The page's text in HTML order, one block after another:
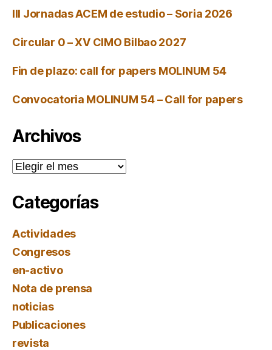
III Jornadas ACEM de estudio – Soria 2026
Circular 0 – XV CIMO Bilbao 2027
Fin de plazo: call for papers MOLINUM 54
Convocatoria MOLINUM 54 – Call for papers
Archivos
Archivos
Categorías
Actividades
Congresos
en-activo
Nota de prensa
noticias
Publicaciones
revista